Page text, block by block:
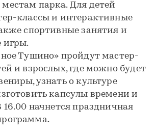
парка. Для детей
классы и интерактивные
спортивные занятия и
игры.
Тушино» пройдут мастер-
и взрослых, где можно будет
узнать о культуре
капсулы времени и
начнется праздничная